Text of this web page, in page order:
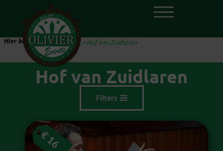
Hier ben je: Home »Hof van Zuidlaren
Hof van Zuidlaren
Filters
€
16